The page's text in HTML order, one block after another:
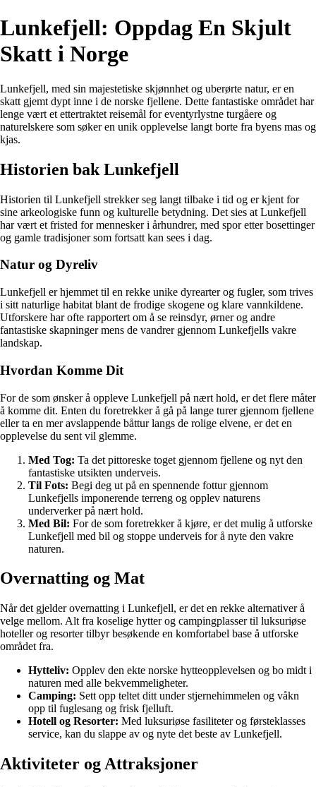
Lunkefjell: Oppdag En Skjult
Skatt i Norge
Lunkefjell, med sin majestetiske skjønnhet og uberørte natur, er en
skatt gjemt dypt inne i de norske fjellene. Dette fantastiske området har
lenge vært et ettertraktet reisemål for eventyrlystne turgåere og
naturelskere som søker en unik opplevelse langt borte fra byens mas og
kjas.
Historien bak Lunkefjell
Historien til Lunkefjell strekker seg langt tilbake i tid og er kjent for
sine arkeologiske funn og kulturelle betydning. Det sies at Lunkefjell
har vært et fristed for mennesker i århundrer, med spor etter bosettinger
og gamle tradisjoner som fortsatt kan sees i dag.
Natur og Dyreliv
Lunkefjell er hjemmet til en rekke unike dyrearter og fugler, som trives
i sitt naturlige habitat blant de frodige skogene og klare vannkildene.
Utforskere har ofte rapportert om å se reinsdyr, ørner og andre
fantastiske skapninger mens de vandrer gjennom Lunkefjells vakre
landskap.
Hvordan Komme Dit
For de som ønsker å oppleve Lunkefjell på nært hold, er det flere måter
å komme dit. Enten du foretrekker å gå på lange turer gjennom fjellene
eller ta en mer avslappende båttur langs de rolige elvene, er det en
opplevelse du sent vil glemme.
Med Tog: Ta det pittoreske toget gjennom fjellene og nyt den
fantastiske utsikten underveis.
Til Fots: Begi deg ut på en spennende fottur gjennom
Lunkefjells imponerende terreng og opplev naturens
underverker på nært hold.
Med Bil: For de som foretrekker å kjøre, er det mulig å utforske
Lunkefjell med bil og stoppe underveis for å nyte den vakre
naturen.
Overnatting og Mat
Når det gjelder overnatting i Lunkefjell, er det en rekke alternativer å
velge mellom. Alt fra koselige hytter og campingplasser til luksuriøse
hoteller og resorter tilbyr besøkende en komfortabel base å utforske
området fra.
Hytteliv: Opplev den ekte norske hytteopplevelsen og bo midt i
naturen med alle bekvemmeligheter.
Camping: Sett opp teltet ditt under stjernehimmelen og våkn
opp til fuglesang og frisk fjelluft.
Hotell og Resorter: Med luksuriøse fasiliteter og førsteklasses
service, kan du slappe av og nyte det beste av Lunkefjell.
Aktiviteter og Attraksjoner